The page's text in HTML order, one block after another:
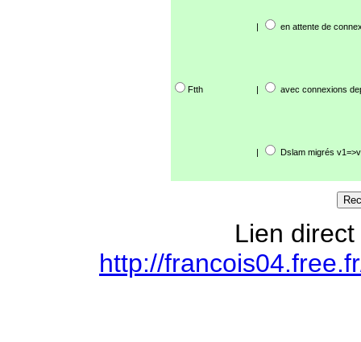
| en attente de
Ftth | avec connexions
| Dslam migrés
Lien
http://